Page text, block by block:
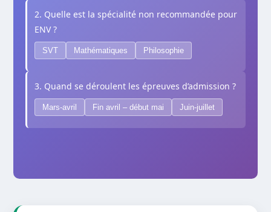
2. Quelle est la spécialité non recommandée pour
ENV ?
SVT Mathématiques Philosophie
3. Quand se déroulent les épreuves d’admission ?
Mars-avril Fin avril – début mai Juin-juillet